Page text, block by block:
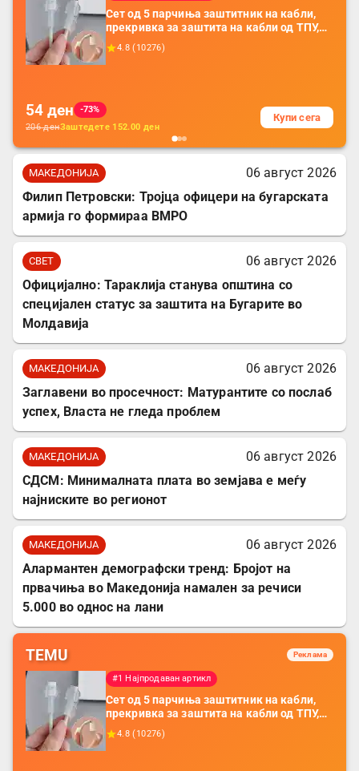
Сет од 5 парчиња заштитник на кабли,
прекривка за заштита на кабли од ТПУ,
додатоци за заштита на кабли, без
батерија, за мобилни телефони, комплет
4.8 (10276)
54 ден
-73%
206денЗаштедете 152.00 ден
Купи сега
МАКЕДОНИЈА
06 август 2026
Филип Петровски: Тројца офицери на бугарската
армија го формираа ВМРО
СВЕТ
06 август 2026
Официјално: Тараклија станува општина со
специјален статус за заштита на Бугарите во
Молдавија
МАКЕДОНИЈА
06 август 2026
Заглавени во просечност: Матурантите со послаб
успех, Власта не гледа проблем
МАКЕДОНИЈА
06 август 2026
СДСМ: Минималната плата во земјава е меѓу
најниските во регионот
МАКЕДОНИЈА
06 август 2026
Алармантен демографски тренд: Бројот на
првачиња во Македонија намален за речиси
5.000 во однос на лани
TEMU Реклама
#1 Најпродаван артикл
Сет од 5 парчиња заштитник на кабли,
прекривка за заштита на кабли од ТПУ,
додатоци за заштита на кабли, без
батерија, за мобилни телефони, комплет
4.8 (10276)